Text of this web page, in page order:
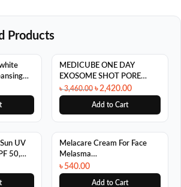
Products
SALE
MEDICUBE ONE DAY
EXOSOME SHOT PORE
SERUM 7500 30ml
৳3,460.00 ৳ 2,420.00
Add to Cart
UV
50,
Melacare Cream For Face
Melasma
Hyperpigmentation, Dark
spots, Skin Wrinkles Remove
৳ 540.00
Add to Cart